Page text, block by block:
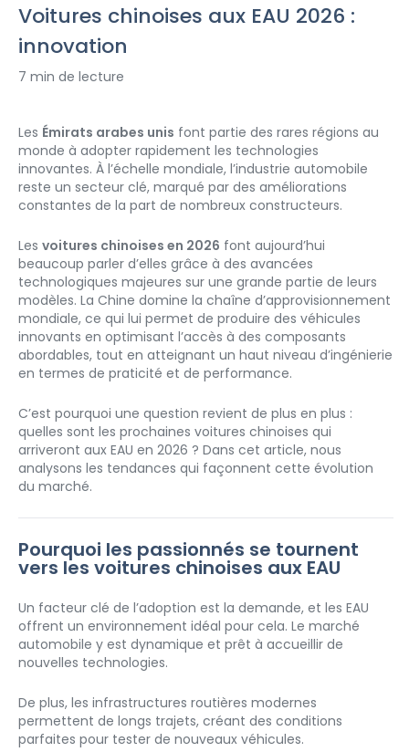
Voitures chinoises aux EAU 2026 :
innovation
7 min de lecture
Les Émirats arabes unis font partie des rares régions au
monde à adopter rapidement les technologies
innovantes. À l’échelle mondiale, l’industrie automobile
reste un secteur clé, marqué par des améliorations
constantes de la part de nombreux constructeurs.
Les voitures chinoises en 2026 font aujourd’hui
beaucoup parler d’elles grâce à des avancées
technologiques majeures sur une grande partie de leurs
modèles. La Chine domine la chaîne d’approvisionnement
mondiale, ce qui lui permet de produire des véhicules
innovants en optimisant l’accès à des composants
abordables, tout en atteignant un haut niveau d’ingénierie
en termes de praticité et de performance.
C’est pourquoi une question revient de plus en plus :
quelles sont les prochaines voitures chinoises qui
arriveront aux EAU en 2026 ? Dans cet article, nous
analysons les tendances qui façonnent cette évolution
du marché.
Pourquoi les passionnés se tournent
vers les voitures chinoises aux EAU
Un facteur clé de l’adoption est la demande, et les EAU
offrent un environnement idéal pour cela. Le marché
automobile y est dynamique et prêt à accueillir de
nouvelles technologies.
De plus, les infrastructures routières modernes
permettent de longs trajets, créant des conditions
parfaites pour tester de nouveaux véhicules.